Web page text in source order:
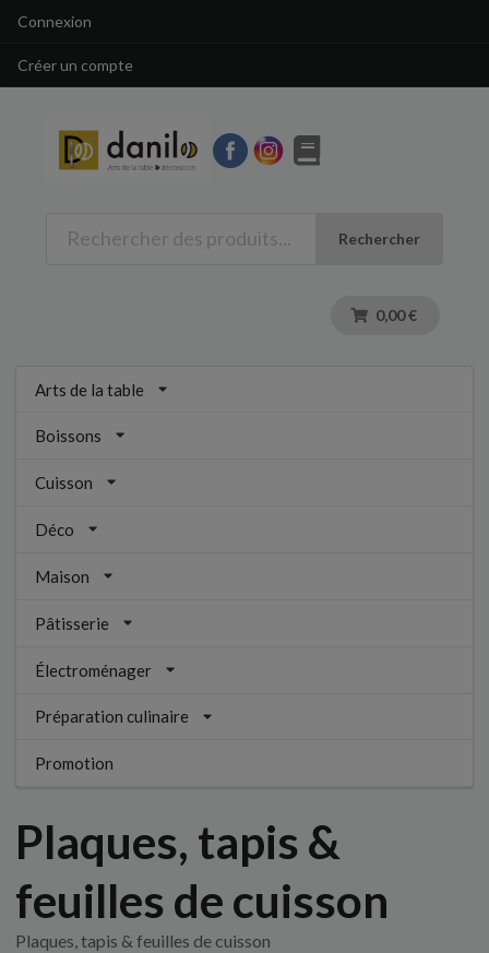
Connexion
Créer un compte
Rechercher
0,00 €
Arts de la table
Boissons
Cuisson
Déco
Maison
Pâtisserie
Électroménager
Préparation culinaire
Promotion
Plaques, tapis &
feuilles de cuisson
Plaques, tapis & feuilles de cuisson